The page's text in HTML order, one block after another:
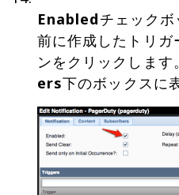
Enabledチェック
前に作成したトリ
ンをクリックします
ers